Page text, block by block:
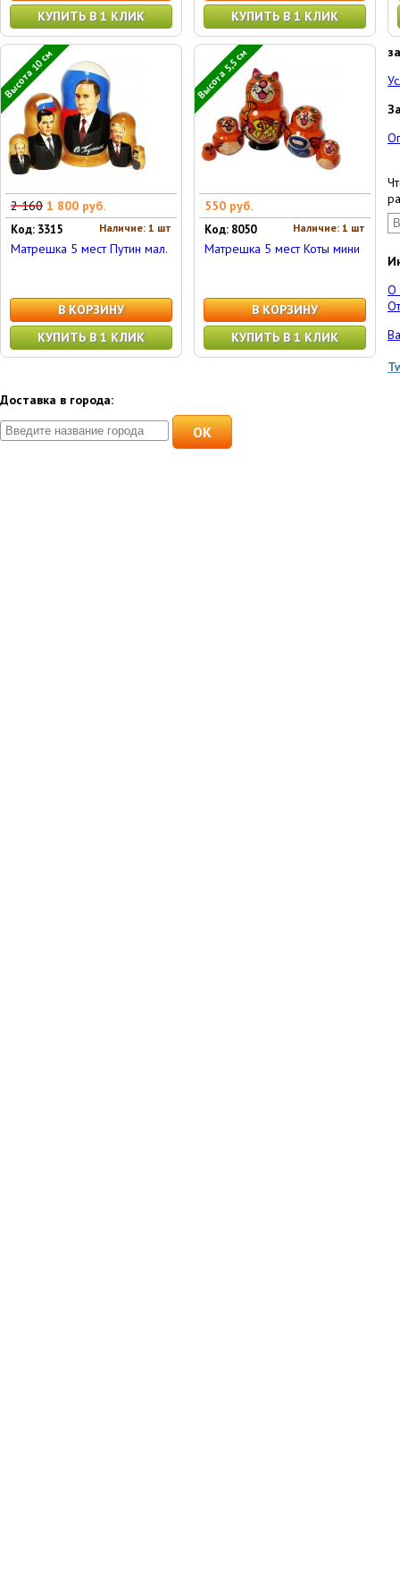
КУПИТЬ В 1 КЛИК
КУПИТЬ В 1 КЛИК
Высота 10 см
2 160 1 800 руб.
Наличие: 1 шт
Код: 3315
Матрешка 5 мест Путин мал.
В КОРЗИНУ
КУПИТЬ В 1 КЛИК
Высота 5,5 см
550 руб.
Наличие: 1 шт
Код: 8050
Матрешка 5 мест Коты мини
В КОРЗИНУ
КУПИТЬ В 1 КЛИК
О
Доставка в города:
OK